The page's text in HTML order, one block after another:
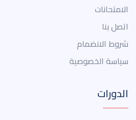
الامتحانات
اتصل بنا
شروط الانضمام
سياسة الخصوصية
الدورات